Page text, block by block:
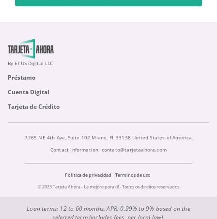
By ETUS Digital LLC
Préstamo
Cuenta Digital
Tarjeta de Crédito
7265 NE 4th Ave, Suite 102 Miami, FL 33138 United States of America
Contact Information: contato@tarjetaahora.com
Política de privacidad
Terminos de uso
© 2023 Tarjeta Ahora - La mejore para ti! - Todos os direitos reservados
Loan terms: 12 to 60 months. APR: 0.99% to 9% based on the
selected term (includes fees, per local law).